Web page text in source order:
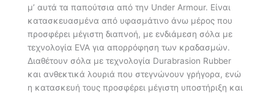
μ’ αυτά τα παπούτσια από την Under Armour. Είναι
κατασκευασμένα από υφασμάτινο άνω μέρος που
προσφέρει μέγιστη διαπνοή, με ενδιάμεση σόλα με
τεχνολογία EVA για απορρόφηση των κραδασμών.
Διαθέτουν σόλα με τεχνολογία Durabrasion Rubber
και ανθεκτικά λουριά που στεγνώνουν γρήγορα, ενώ
η κατασκευή τους προσφέρει μέγιστη υποστήριξη και